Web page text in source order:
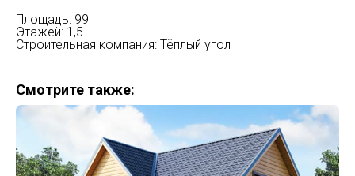
Площадь: 99
Этажей: 1,5
Строительная компания: Тёплый угол
Смотрите также: